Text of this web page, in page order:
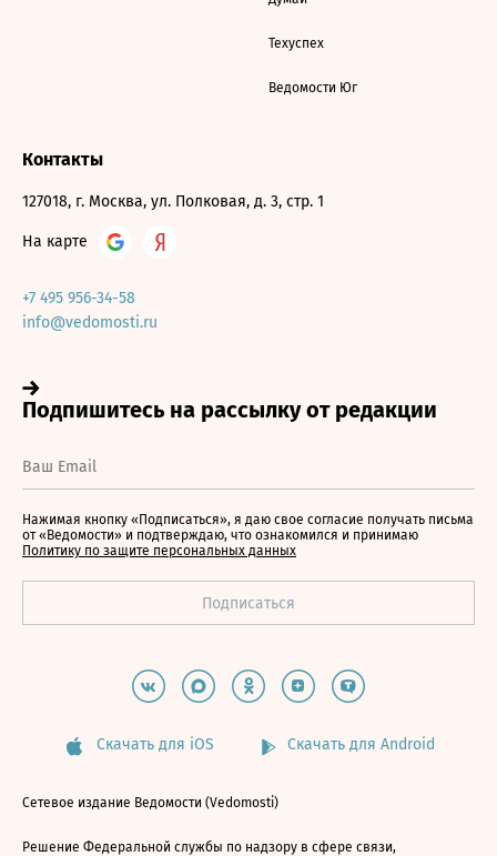
Техуспех
Ведомости Юг
Контакты
127018, г. Москва, ул. Полковая, д. 3, стр. 1
На карте
+7 495 956-34-58
info@vedomosti.ru
Нажимая кнопку «Подписаться», я даю свое согласие получать письма
от «Ведомости» и подтверждаю, что ознакомился и принимаю
Политику по защите персональных данных
Скачать для iOS Скачать для Android
Сетевое издание Ведомости (Vedomosti)
Решение Федеральной службы по надзору в сфере связи,